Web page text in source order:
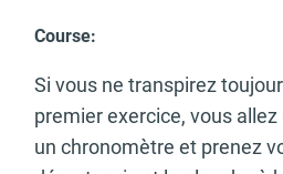
Course:
Si vous ne transpirez
premier exercice, vous
un chronomètre et prenez